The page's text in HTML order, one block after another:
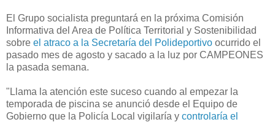
El Grupo socialista preguntará en la próxima Comisión
Informativa del Area de Política Territorial y Sostenibilidad
sobre el atraco a la Secretaría del Polideportivo ocurrido el
pasado mes de agosto y sacado a la luz por CAMPEONES
la pasada semana.
"Llama la atención este suceso cuando al empezar la
temporada de piscina se anunció desde el Equipo de
Gobierno que la Policía Local vigilaría y controlaría el